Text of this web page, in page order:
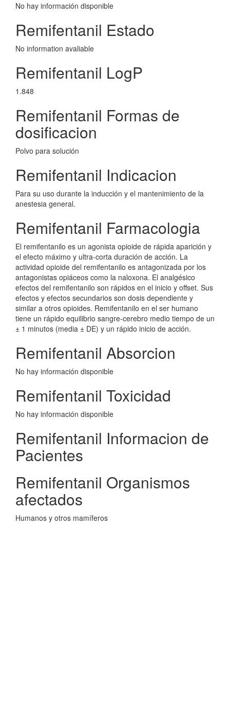
No hay información disponible
Remifentanil Estado
No information avaliable
Remifentanil LogP
1.848
Remifentanil Formas de
dosificacion
Polvo para solución
Remifentanil Indicacion
Para su uso durante la inducción y el mantenimiento de la
anestesia general.
Remifentanil Farmacologia
El remifentanilo es un agonista opioide de rápida aparición y
el efecto máximo y ultra-corta duración de acción. La
actividad opioide del remifentanilo es antagonizada por los
antagonistas opiáceos como la naloxona. El analgésico
efectos del remifentanilo son rápidos en el inicio y offset. Sus
efectos y efectos secundarios son dosis dependiente y
similar a otros opioides. Remifentanilo en el ser humano
tiene un rápido equilibrio sangre-cerebro medio tiempo de un
± 1 minutos (media ± DE) y un rápido inicio de acción.
Remifentanil Absorcion
No hay información disponible
Remifentanil Toxicidad
No hay información disponible
Remifentanil Informacion de
Pacientes
Remifentanil Organismos
afectados
Humanos y otros mamíferos